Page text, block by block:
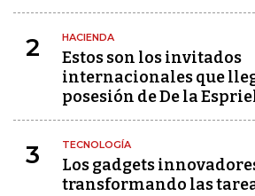
2 HACIENDA
Estos son los invitados
internacionales que
posesión de De la
3 TECNOLOGÍA
Los gadgets
transformando las